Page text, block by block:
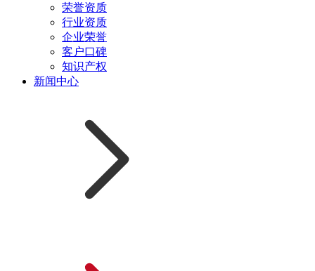
荣誉资质
行业资质
企业荣誉
客户口碑
知识产权
新闻中心